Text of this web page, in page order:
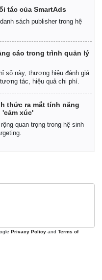
tác của SmartAds
sách publisher trong hệ
cáo trong trình quản lý
số này, thương hiệu đánh giá
tác, hiệu quả chi phí.
thức ra mắt tính năng
'cảm xúc'
quan trọng trong hệ sinh
Privacy Policy and Terms of